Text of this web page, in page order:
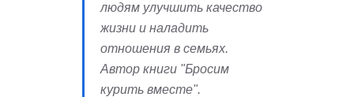
людям улучшить качество
жизни и наладить
отношения в семьях.
Автор книги "Бросим
курить вместе".